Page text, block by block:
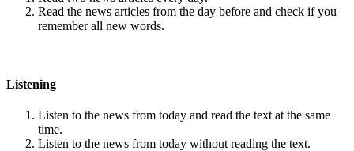
Read the news articles from the day before and check if you
remember all new words.
Listening
Listen to the news from today and read the text at the same
time.
Listen to the news from today without reading the text.